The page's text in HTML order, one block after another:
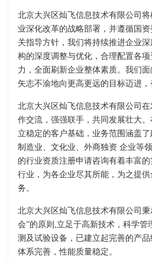
北京大兴区灿飞信息技术有限公司
业深化改革的战略部署，并遵循国
关指导方针，我们将持续推进企业
构的深度调整与优化，合理配置各
力，全面刷新企业整体素质。我们面
矢志不渝地向更高更远的目标迈进，
北京大兴区灿飞信息技术有限公司
作交流，强强联手，共同发展壮大
立稳定的客户基础，业务范围涵盖了
制造业、文化业、外商独资 企业等
的行业资质注册申请咨询有着丰富
行业，为各企业尽其所能，为之提
务。
北京大兴区灿飞信息技术有限公司
会”的原则,立足于高新技术，科学管
测及试验设备，已建立起完善的产
体系完善，性能质量稳定。